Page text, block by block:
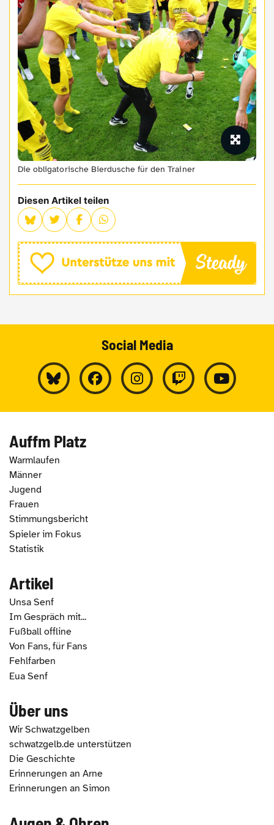
Die obligatorische Bierdusche für den Trainer
Diesen Artikel teilen
Social Media
Auffm Platz
Warmlaufen
Männer
Jugend
Frauen
Stimmungsbericht
Spieler im Fokus
Statistik
Artikel
Unsa Senf
Im Gespräch mit...
Fußball offline
Von Fans, für Fans
Fehlfarben
Eua Senf
Über uns
Wir Schwatzgelben
schwatzgelb.de unterstützen
Die Geschichte
Erinnerungen an Arne
Erinnerungen an Simon